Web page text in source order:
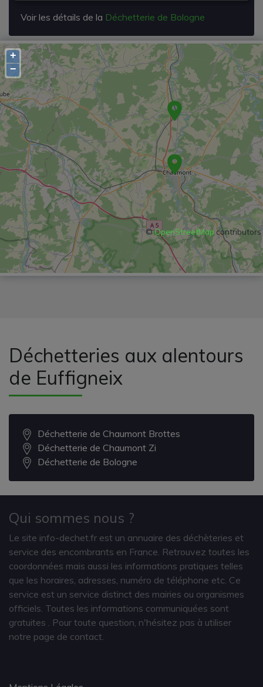
Voir les détails de la Déchetterie de Bologne
+
−
©OpenStreetMapcontributors
Déchetteries aux alentours
de Euffigneix
Déchetterie de Chaumont Brottes
Déchetterie de Chaumont Zi
Déchetterie de Bologne
Qui sommes nous ?
Le site info-dechet.fr est un annuaire des déchèteries et
service des encombrants en France. Retrouvez toutes les
coordonnées mais aussi les informations pratiques telles
que les horaires, adresses, numéro de téléphone etc. Ce
service est un service distinct des mairies ou organismes
officiels. Toutes les informations communiquées sont
gratuites
. Pour toute question, n'hésitez pas à utiliser
notre page de contact.